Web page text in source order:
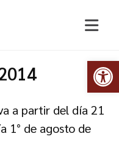
a partir del día 21
1° de agosto de